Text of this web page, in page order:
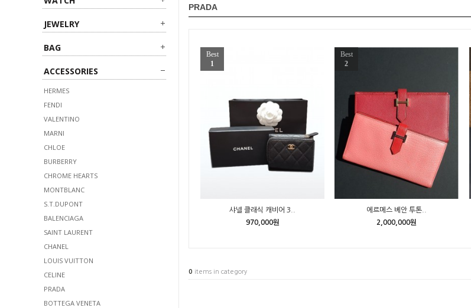
JEWELRY
BAG
ACCESSORIES
HERMES
FENDI
VALENTINO
MARNI
CHLOE
BURBERRY
CHROME HEARTS
MONTBLANC
S.T.DUPONT
BALENCIAGA
SAINT LAURENT
CHANEL
LOUIS VUITTON
CELINE
PRADA
BOTTEGA VENETA
PRADA
Best
1
샤넬 클래식 캐비어 3..
970,000원
Best
2
에르메스 베안 투톤..
2,000,000원
0 items in category